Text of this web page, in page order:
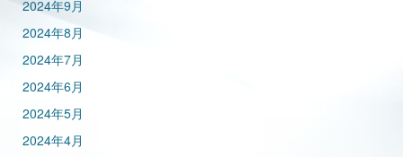
2024年9月
2024年8月
2024年7月
2024年6月
2024年5月
2024年4月